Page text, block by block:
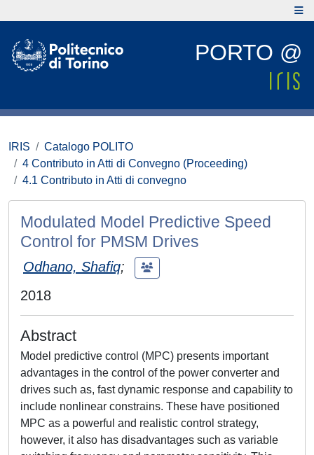
PORTO @
IRIS
Catalogo POLITO
4 Contributo in Atti di Convegno (Proceeding)
4.1 Contributo in Atti di convegno
Modulated Model Predictive Speed
Control for PMSM Drives
Odhano, Shafiq;
2018
Abstract
Model predictive control (MPC) presents important
advantages in the control of the power converter and
drives such as, fast dynamic response and capability to
include nonlinear constrains. These have positioned
MPC as a powerful and realistic control strategy,
however, it also has disadvantages such as variable